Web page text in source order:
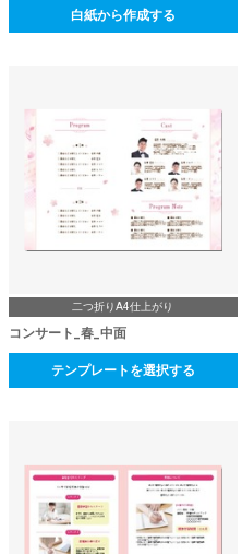
白紙から作成する
二つ折りA4仕上がり
コンサート_春_中面
テンプレートを選択する